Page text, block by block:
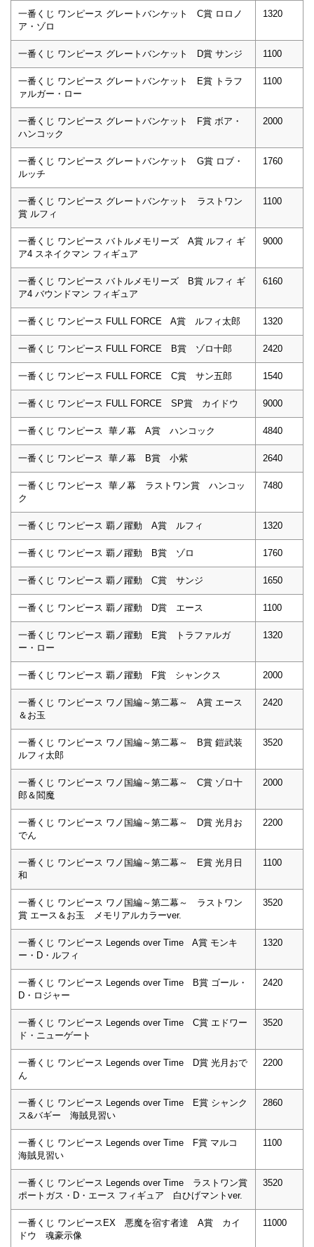
一番くじ ワンピース グレートバンケット C賞 ロロノ
ア・ゾロ
1320
一番くじ ワンピース グレートバンケット D賞 サンジ 1100
一番くじ ワンピース グレートバンケット E賞 トラフ
ァルガー・ロー
1100
一番くじ ワンピース グレートバンケット F賞 ボア・
ハンコック
2000
一番くじ ワンピース グレートバンケット G賞 ロブ・
ルッチ
1760
一番くじ ワンピース グレートバンケット ラストワン
賞 ルフィ
1100
一番くじ ワンピース バトルメモリーズ A賞 ルフィ ギ
ア4 スネイクマン フィギュア
9000
一番くじ ワンピース バトルメモリーズ B賞 ルフィ ギ
ア4 バウンドマン フィギュア
6160
一番くじ ワンピース FULL FORCE A賞 ルフィ太郎 1320
一番くじ ワンピース FULL FORCE B賞 ゾロ十郎 2420
一番くじ ワンピース FULL FORCE C賞 サン五郎 1540
一番くじ ワンピース FULL FORCE SP賞 カイドウ 9000
一番くじ ワンピース 華ノ幕 A賞 ハンコック 4840
一番くじ ワンピース 華ノ幕 B賞 小紫 2640
一番くじ ワンピース 華ノ幕 ラストワン賞 ハンコッ
ク
7480
一番くじ ワンピース 覇ノ躍動 A賞 ルフィ 1320
一番くじ ワンピース 覇ノ躍動 B賞 ゾロ 1760
一番くじ ワンピース 覇ノ躍動 C賞 サンジ 1650
一番くじ ワンピース 覇ノ躍動 D賞 エース 1100
一番くじ ワンピース 覇ノ躍動 E賞 トラファルガ
ー・ロー
1320
一番くじ ワンピース 覇ノ躍動 F賞 シャンクス 2000
一番くじ ワンピース ワノ国編～第二幕～ A賞 エース
＆お玉
2420
一番くじ ワンピース ワノ国編～第二幕～ B賞 鎧武装
ルフィ太郎
3520
一番くじ ワンピース ワノ国編～第二幕～ C賞 ゾロ十
郎＆閻魔
2000
一番くじ ワンピース ワノ国編～第二幕～ D賞 光月お
でん
2200
一番くじ ワンピース ワノ国編～第二幕～ E賞 光月日
和
1100
一番くじ ワンピース ワノ国編～第二幕～ ラストワン
賞 エース＆お玉 メモリアルカラーver.
3520
一番くじ ワンピース Legends over Time A賞 モンキ
ー・D・ルフィ
1320
一番くじ ワンピース Legends over Time B賞 ゴール・
D・ロジャー
2420
一番くじ ワンピース Legends over Time C賞 エドワー
ド・ニューゲート
3520
一番くじ ワンピース Legends over Time D賞 光月おで
ん
2200
一番くじ ワンピース Legends over Time E賞 シャンク
ス&バギー 海賊見習い
2860
一番くじ ワンピース Legends over Time F賞 マルコ
海賊見習い
1100
一番くじ ワンピース Legends over Time ラストワン賞
ポートガス・D・エース フィギュア 白ひげマントver.
3520
一番くじ ワンピースEX 悪魔を宿す者達 A賞 カイ
ドウ 魂豪示像
11000